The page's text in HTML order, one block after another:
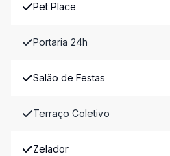
Pet Place
Portaria 24h
Salão de Festas
Terraço Coletivo
Zelador